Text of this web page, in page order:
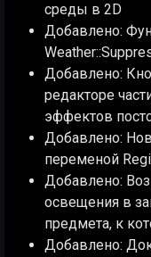
среды в 2D
Добавлено:
Добавлено:
редакторе
эффектов
Добавлено:
переменой
Добавлено:
освещения в
предмета, к
Добавлено: